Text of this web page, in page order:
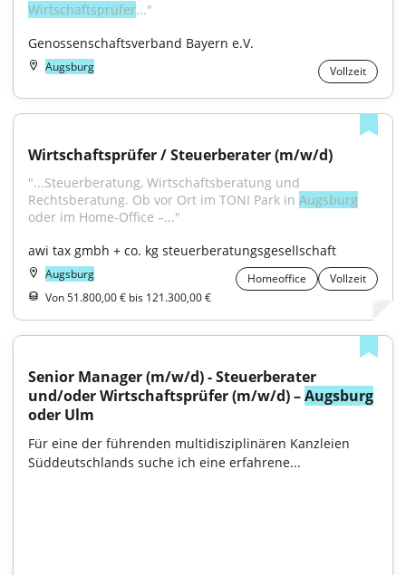
Wirtschaftsprüfer..."
Genossenschaftsverband Bayern e.V.
Augsburg Vollzeit
Wirtschaftsprüfer / Steuerberater (m/w/d)
"...Steuerberatung, Wirtschaftsberatung und
Rechtsberatung. Ob vor Ort im TONI Park in Augsburg
oder im Home-Office –..."
awi tax gmbh + co. kg steuerberatungsgesellschaft
Augsburg Homeoffice
Vollzeit
Von 51.800,00 € bis 121.300,00 €
Senior Manager (m/w/d) - Steuerberater
und/oder Wirtschaftsprüfer (m/w/d) – Augsburg
oder Ulm
Für eine der führenden multidisziplinären Kanzleien
Süddeutschlands suche ich eine erfahrene...